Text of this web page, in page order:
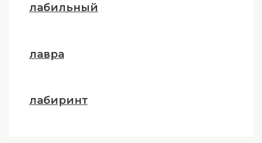
лабильный
лавра
лабиринт